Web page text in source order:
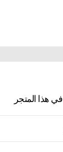
في هذا المتجر